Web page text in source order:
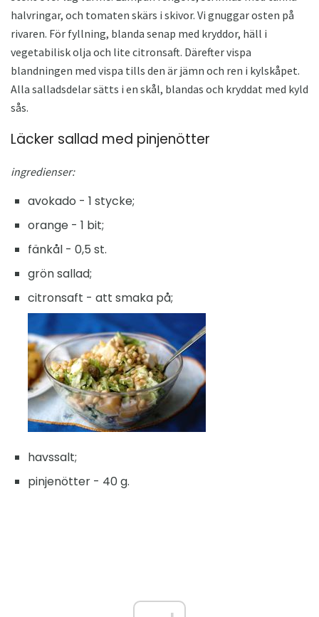
halvringar, och tomaten skärs i skivor. Vi gnuggar osten på
rivaren. För fyllning, blanda senap med kryddor, häll i
vegetabilisk olja och lite citronsaft. Därefter vispa
blandningen med vispa tills den är jämn och ren i kylskåpet.
Alla salladsdelar sätts i en skål, blandas och kryddat med kyld
sås.
Läcker sallad med pinjenötter
ingredienser:
avokado - 1 stycke;
orange - 1 bit;
fänkål - 0,5 st.
grön sallad;
citronsaft - att smaka på;
havssalt;
pinjenötter - 40 g.